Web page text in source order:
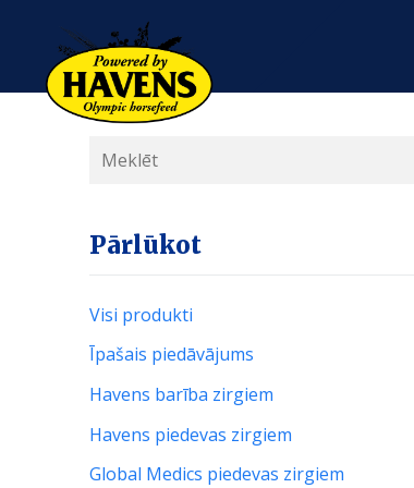
Pārlūkot
Visi produkti
Īpašais piedāvājums
Havens barība zirgiem
Havens piedevas zirgiem
Global Medics piedevas zirgiem